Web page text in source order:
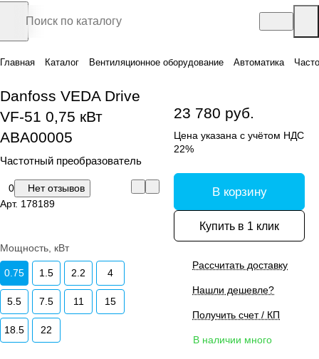
Главная Каталог Вентиляционное оборудование Автоматика
Danfoss VEDA Drive
VF-51 0,75 кВт
ABA00005
Частотный преобразователь
0
Нет отзывов
Арт. 178189
Мощность, кВт
0.75 1.5 2.2 4
5.5 7.5 11 15
18.5 22
23 780 руб.
Цена указана с учётом НДС
22%
В корзину
Купить в 1 клик
Рассчитать доставку
Нашли дешевле?
Получить счет / КП
В наличии много